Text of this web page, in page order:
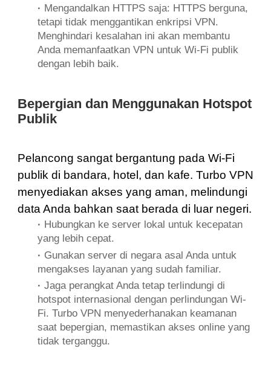
· Mengandalkan HTTPS saja: HTTPS berguna,
tetapi tidak menggantikan enkripsi VPN.
Menghindari kesalahan ini akan membantu
Anda memanfaatkan VPN untuk Wi-Fi publik
dengan lebih baik.
Bepergian dan Menggunakan Hotspot
Publik
Pelancong sangat bergantung pada Wi-Fi
publik di bandara, hotel, dan kafe. Turbo VPN
menyediakan akses yang aman, melindungi
data Anda bahkan saat berada di luar negeri.
· Hubungkan ke server lokal untuk kecepatan
yang lebih cepat.
· Gunakan server di negara asal Anda untuk
mengakses layanan yang sudah familiar.
·Jaga perangkat Anda tetap terlindungi di
hotspot internasional dengan perlindungan Wi-
Fi. Turbo VPN menyederhanakan keamanan
saat bepergian, memastikan akses online yang
tidak terganggu.